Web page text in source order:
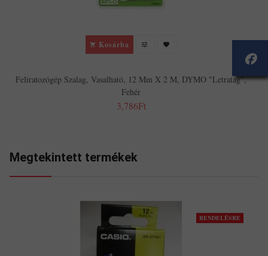
Kosárba
Feliratozógép Szalag, Vasalható, 12 Mm X 2 M, DYMO "Letratag",
Fehér
3,786Ft
Megtekintett termékek
RENDELÉSRE